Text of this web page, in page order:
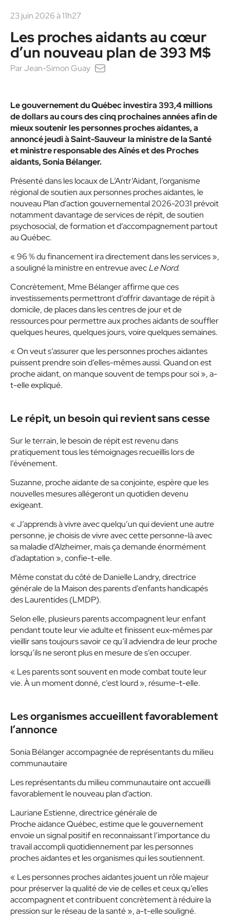
23 juin 2026 à 11h27
Les proches aidants au cœur
d’un nouveau plan de 393 M$
ParJean-Simon Guay
Le gouvernement du Québec investira 393,4 millions
de dollars au cours des cinq prochaines années afin de
mieux soutenir les personnes proches aidantes, a
annoncé jeudi à Saint-Sauveur la ministre de la Santé
et ministre responsable des Aînés et des Proches
aidants, Sonia Bélanger.
Présenté dans les locaux de L’Antr’Aidant, l’organisme
régional de soutien aux personnes proches aidantes, le
nouveau Plan d’action gouvernemental 2026-2031 prévoit
notamment davantage de services de répit, de soutien
psychosocial, de formation et d’accompagnement partout
au Québec.
« 96 % du financement ira directement dans les services »,
a souligné la ministre en entrevue avecLe Nord.
Concrètement, Mme Bélanger affirme que ces
investissements permettront d’offrir davantage de répit à
domicile, de places dans les centres de jour et de
ressources pour permettre aux proches aidants de souffler
quelques heures, quelques jours, voire quelques semaines.
« On veut s’assurer que les personnes proches aidantes
puissent prendre soin d’elles-mêmes aussi. Quand on est
proche aidant, on manque souvent de temps pour soi », a-
t-elle expliqué.
Le répit, un besoin qui revient sans cesse
Sur le terrain, le besoin de répit est revenu dans
pratiquement tous les témoignages recueillis lors de
l’événement.
Suzanne, proche aidante de sa conjointe, espère que les
nouvelles mesures allégeront un quotidien devenu
exigeant.
« J’apprends à vivre avec quelqu’un qui devient une autre
personne, je choisis de vivre avec cette personne-là avec
sa maladie d’Alzheimer, mais ça demande énormément
d’adaptation », confie-t-elle.
Même constat du côté de Danielle Landry, directrice
générale de la Maison des parents d’enfants handicapés
des Laurentides (LMDP).
Selon elle, plusieurs parents accompagnent leur enfant
pendant toute leur vie adulte et finissent eux-mêmes par
vieillir sans toujours savoir ce qu’il adviendra de leur proche
lorsqu’ils ne seront plus en mesure de s’en occuper.
« Les parents sont souvent en mode combat toute leur
vie. À un moment donné, c’est lourd », résume-t-elle.
Les organismes accueillent favorablement
l’annonce
Sonia Bélanger accompagnée de représentants du milieu
communautaire
Les représentants du milieu communautaire ont accueilli
favorablement le nouveau plan d’action.
Lauriane Estienne, directrice générale de
Proche aidance Québec, estime que le gouvernement
envoie un signal positif en reconnaissant l’importance du
travail accompli quotidiennement par les personnes
proches aidantes et les organismes qui les soutiennent.
« Les personnes proches aidantes jouent un rôle majeur
pour préserver la qualité de vie de celles et ceux qu’elles
accompagnent et contribuent concrètement à réduire la
pression sur le réseau de la santé », a-t-elle souligné.